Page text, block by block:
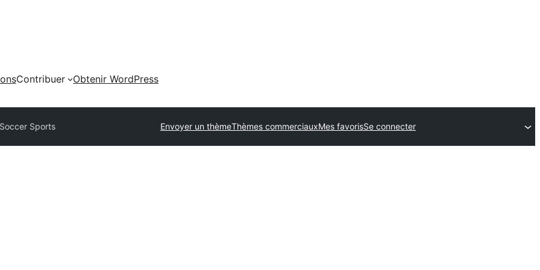
Contribuer
Obtenir WordPress
Soccer Sports Envoyer un thèmeThèmes commerciauxMes favorisSe connecter